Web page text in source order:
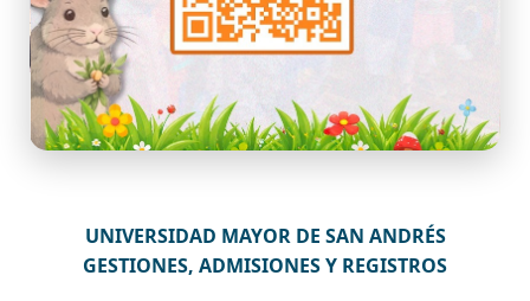
UNIVERSIDAD MAYOR DE SAN ANDRÉS
GESTIONES, ADMISIONES Y REGISTROS